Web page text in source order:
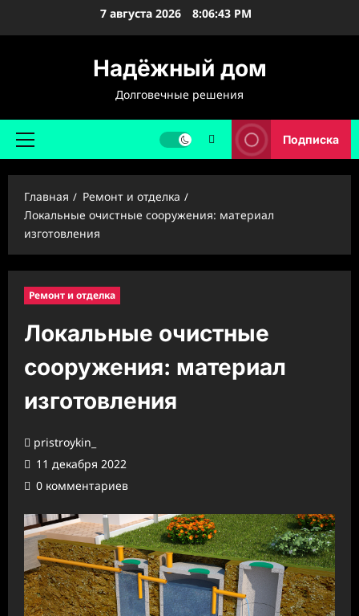
7 августа 2026 8:06:44 PM
Надёжный дом
Долговечные решения
Основное
Подписка
Главная
Ремонт и отделка
Локальные очистные сооружения: материал
изготовления
Ремонт и отделка
Локальные очистные
сооружения: материал
изготовления
pristroykin_
11 декабря 2022
0 комментариев